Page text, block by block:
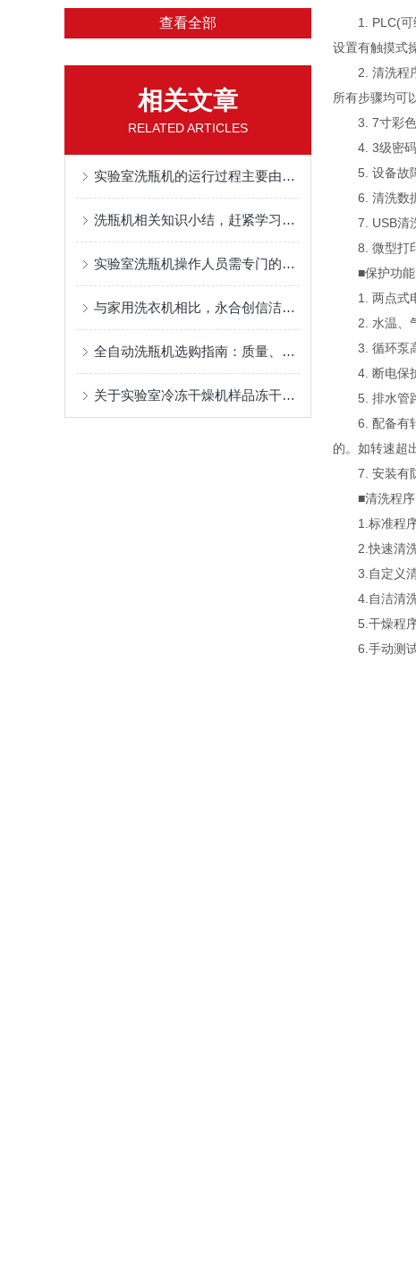
查看全部
相关文章
RELATED ARTICLES
实验室洗瓶机的运行过程主要由三大系统组成
洗瓶机相关知识小结，赶紧学习一下
实验室洗瓶机操作人员需专门的培训
与家用洗衣机相比，永合创信洁净服洗烘一体机，到底强在哪？
全自动洗瓶机选购指南：质量、售后与性价比全考量
关于实验室冷冻干燥机样品冻干操作流程的介绍
1. PLC(可编
设置有触摸式
2. 清洗程序
所有步骤均可
3. 7寸彩色
4. 3级密码
5. 设备故障
6. 清洗数据
7. USB清洗
8. 微型打印
■保护功能
1. 两点式电
2. 水温、气
3. 循环泵高
4. 断电保护
5. 排水管路
6. 配备有转
的。如转速超
7. 安装有防
■清洗程序
1.标准程
2.快速清洗
3.自定义清
4.自洁清洗
5.干燥程序
6.手动测试